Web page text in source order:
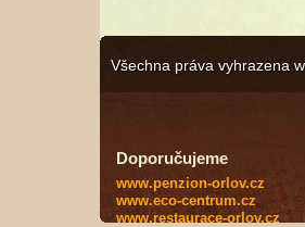
Všechna práva vyhrazena
Doporučujeme
www.penzion-orlov.cz
www.eco-centrum.cz
www.restaurace-orlov.cz